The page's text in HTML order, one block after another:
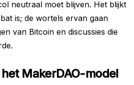
neutraal moet blijven. Het blijkt
is; de wortels ervan gaan
van Bitcoin en discussies die
MakerDAO-model